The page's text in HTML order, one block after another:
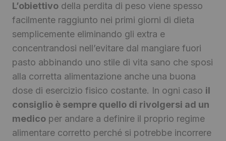
L’obiettivo della perdita di peso viene spesso
facilmente raggiunto nei primi giorni di dieta
semplicemente eliminando gli extra e
concentrandosi nell’evitare dal mangiare fuori
pasto abbinando uno stile di vita sano che sposi
alla corretta alimentazione anche una buona
dose di esercizio fisico costante. In ogni caso il
consiglio è sempre quello di rivolgersi ad un
medico per andare a definire il proprio regime
alimentare corretto perché si potrebbe incorrere